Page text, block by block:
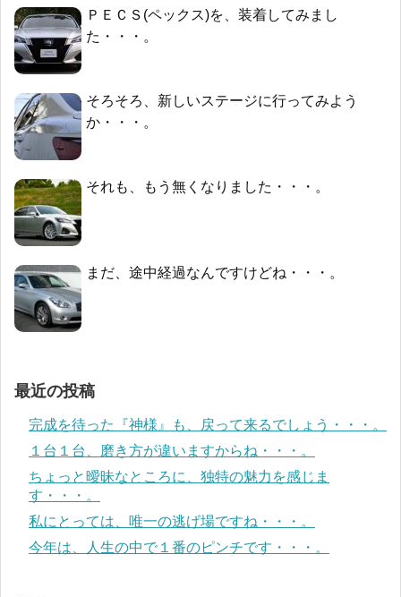
ＰＥＣＳ(ペックス)を、装着してみまし
た・・・。
そろそろ、新しいステージに行ってみよう
か・・・。
それも、もう無くなりました・・・。
まだ、途中経過なんですけどね・・・。
最近の投稿
完成を待った『神様』も、戻って来るでしょう・・・。
１台１台、磨き方が違いますからね・・・。
ちょっと曖昧なところに、独特の魅力を感じま
す・・・。
私にとっては、唯一の逃げ場ですね・・・。
今年は、人生の中で１番のピンチです・・・。